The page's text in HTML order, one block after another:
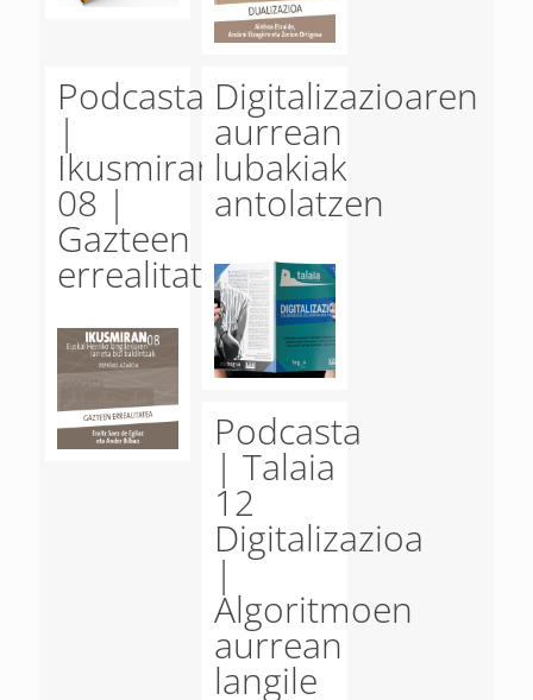
Podcasta
|
Ikusmiran
08 |
Gazteen
errealitatea
Digitalizazioaren
aurrean
lubakiak
antolatzen
Podcasta
| Talaia
12
Digitalizazioa
|
Algoritmoen
aurrean
langile